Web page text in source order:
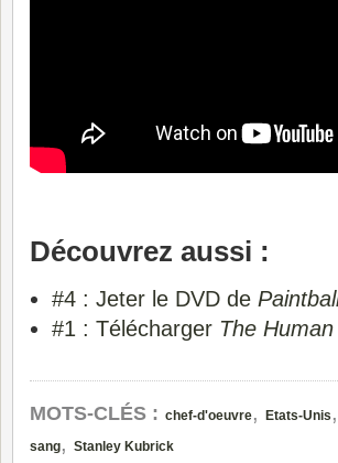
Découvrez aussi :
#4 : Jeter le DVD de
#1 : Télécharger The
MOTS-CLÉS : chef-d'oeuvre, Etats-Unis ,
sang, Stanley Kubrick